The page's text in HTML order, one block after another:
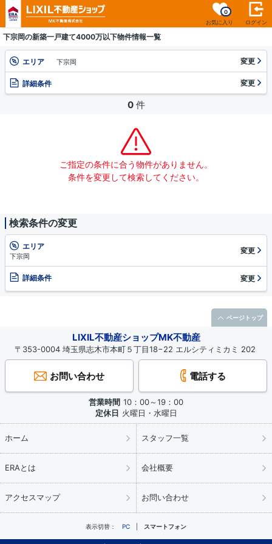
お気に入り
0
ログイン
下宗岡の新築一戸建て4000万以下物件情報一覧
エリア 下宗岡 変更
詳細条件 変更
0 件
ご指定の条件に合う物件がありません。
条件を変更して検索してください。
検索条件の変更
エリア
下宗岡
変更
詳細条件 変更
LIXIL不動産ショップMK不動産
〒353-0004 埼玉県志木市本町５丁目18−22 エルシティミカミ 202
お問い合わせ 電話する
営業時間 10：00～19：00
定休日 火曜日・水曜日
ホーム スタッフ一覧
ERAとは 会社概要
アクセスマップ お問い合わせ
表示切替： PC スマートフォン
ページトップ